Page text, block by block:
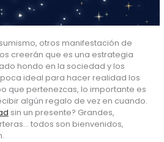
otros manifestación de
creerán que es una estrategia
hondo en la sociedad y los
ideal para hacer realidad los
que pertenezcas, lo importante es
algún regalo de vez en cuando.
sin un presente? Grandes,
todos son bienvenidos,